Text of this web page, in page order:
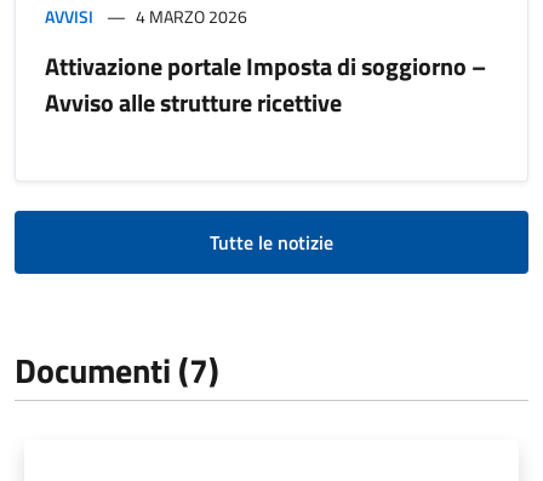
AVVISI 4 MARZO 2026
Attivazione portale Imposta di soggiorno –
Avviso alle strutture ricettive
Tutte le notizie
Documenti (7)